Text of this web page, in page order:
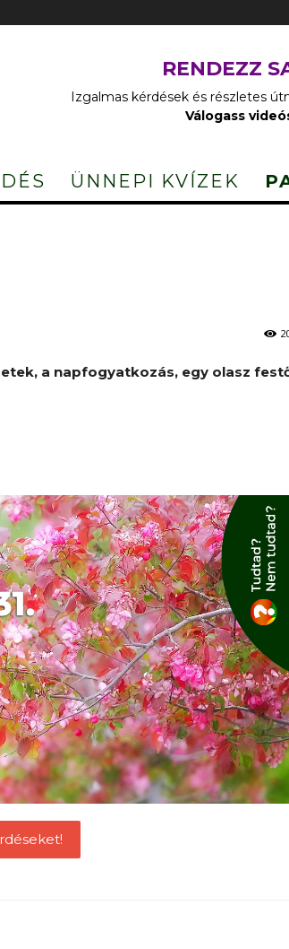
RENDEZZ
Izgalmas kérdések és részletes
Válogass
ÜNNEPI KVÍZEK
a napfogyatkozás, egy olasz